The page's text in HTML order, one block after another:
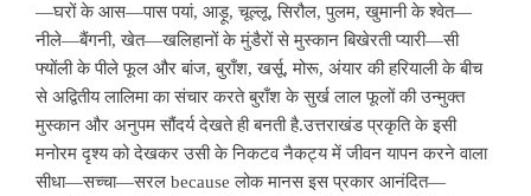
—घरों के आस—पास पयां, आड़ू, चूल्लू, सिरौल, पुलम, खुमानी के श्वेत—
नीले—बैंगनी, खेत—खलिहानों के मुंडैरों से मुस्कान बिखेरती प्यारी—सी
फ्योंली के पीले फूल और बांज, बुराँश, खर्सू, मोरू, अंयार की हरियाली के बीच
से अद्वितीय लालिमा का संचार करते बुराँश के सुर्ख लाल फूलों की उन्मुक्त
मुस्कान और अनुपम सौंदर्य देखते ही बनती है.उत्तराखंड प्रकृति के इसी
मनोरम दृश्य को देखकर उसी के निकटव नैकट्य में जीवन यापन करने वाला
सीधा—सच्चा—सरल because लोक मानस इस प्रकार आनंदित—